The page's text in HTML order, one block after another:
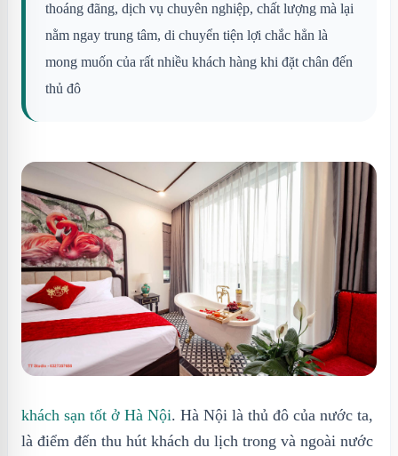
thoáng đãng, dịch vụ chuyên nghiệp, chất lượng mà lại
nằm ngay trung tâm, di chuyển tiện lợi chắc hẳn là
mong muốn của rất nhiều khách hàng khi đặt chân đến
thủ đô
khách sạn tốt ở Hà Nội. Hà Nội là thủ đô của nước ta,
là điểm đến thu hút khách du lịch trong và ngoài nước